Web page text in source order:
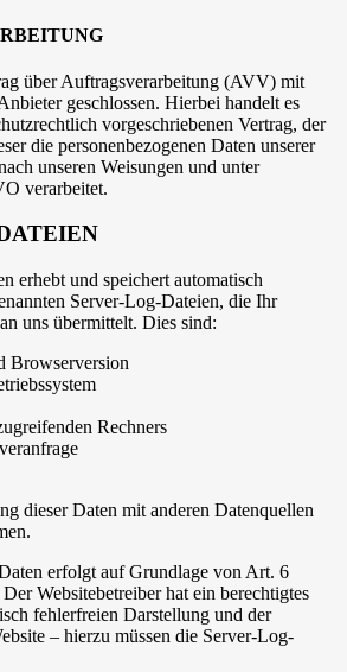
über Auftragsverarbeitung (AVV) mit
geschlossen. Hierbei handelt es
vorgeschriebenen Vertrag, der
die personenbezogenen Daten unserer
unseren Weisungen und unter
verarbeitet.
erhebt und speichert automatisch
Server-Log-Dateien, die Ihr
uns übermittelt. Dies sind:
Browserversion
Rechners
dieser Daten mit anderen Datenquellen
erfolgt auf Grundlage von Art. 6
Websitebetreiber hat ein berechtigtes
fehlerfreien Darstellung und der
– hierzu müssen die Server-Log-